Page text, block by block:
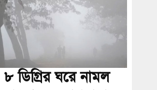
৮ ডিগ্রির ঘরে নামল